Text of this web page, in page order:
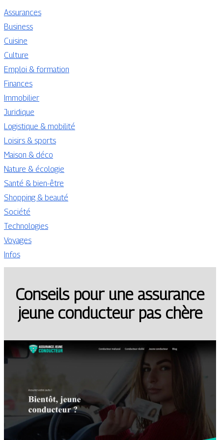
Assurances
Business
Cuisine
Culture
Emploi & formation
Finances
Immobilier
Juridique
Logistique & mobilité
Loisirs & sports
Maison & déco
Nature & écologie
Santé & bien-être
Shopping & beauté
Société
Technologies
Voyages
Infos
Conseils pour une assurance
jeune conducteur pas chère